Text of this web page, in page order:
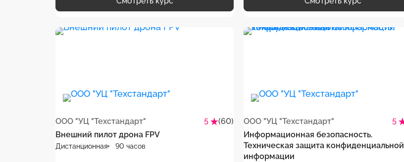
ООО "УЦ "Техстандарт" 5
(60)
Внешний пилот дрона FPV
Дистанционная 90 часов
ООО "УЦ "Техстандарт" 5
Информационная безопасность.
Техническая защита конфиденциальной
информации